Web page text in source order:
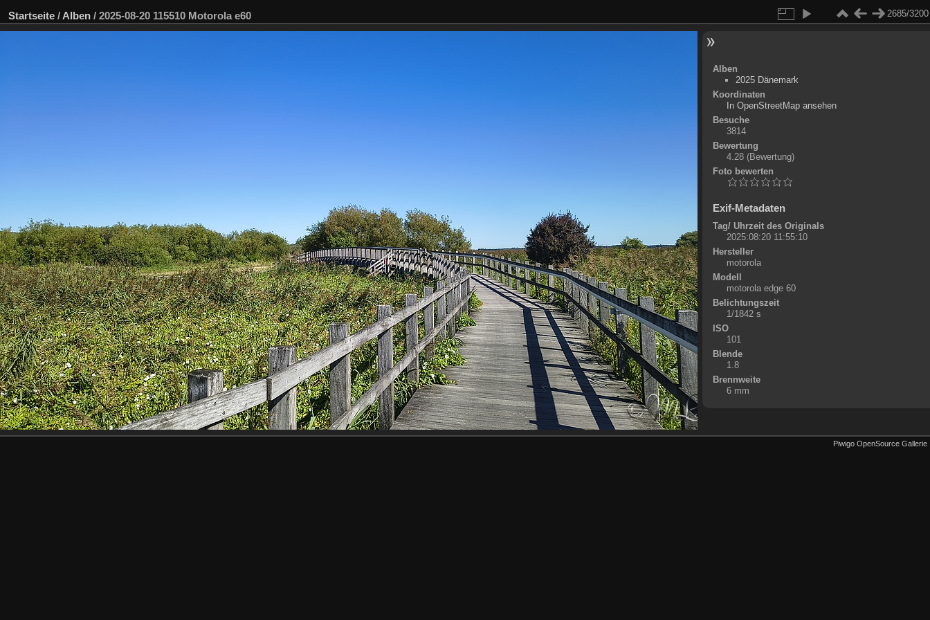
Startseite / Alben / 2025-08-20 115510 Motorola e60 2685/3200
Alben
2025 Dänemark
Koordinaten
+
-
In OpenStreetMap ansehen
Besuche
3814
Bewertung
4.28 (Bewertung)
Foto bewerten
Exif-Metadaten
Tag/ Uhrzeit des Originals
2025:08:20 11:55:10
Hersteller
motorola
Modell
motorola edge 60
Belichtungszeit
1/1842 s
ISO
101
Blende
1.8
Brennweite
6 mm
Piwigo OpenSource Gallerie